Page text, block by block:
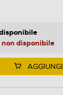
non disponibile
AGGIUNGI